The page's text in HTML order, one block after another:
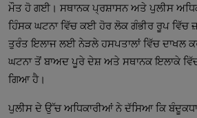
ਮੌਤ ਹੋ ਗਈ। ਸਥਾਨਕ ਪ੍ਰਸ਼ਾਸਨ ਅਤੇ ਪੁਲੀਸ
ਹਿੰਸਕ ਘਟਨਾ ਵਿੱਚ ਕਈ ਹੋਰ ਲੋਕ ਗੰਭੀਰ ਰੂਪ ਵਿੱਚ
ਤੁਰੰਤ ਇਲਾਜ ਲਈ ਨੇੜਲੇ ਹਸਪਤਾਲਾਂ ਵਿੱਚ
ਘਟਨਾ ਤੋਂ ਬਾਅਦ ਪੂਰੇ ਦੇਸ਼ ਅਤੇ ਸਥਾਨਕ ਇਲਾਕੇ
ਗਿਆ ਹੈ।
ਪੁਲੀਸ ਦੇ ਉੱਚ ਅਧਿਕਾਰੀਆਂ ਨੇ ਦੱਸਿਆ ਕਿ